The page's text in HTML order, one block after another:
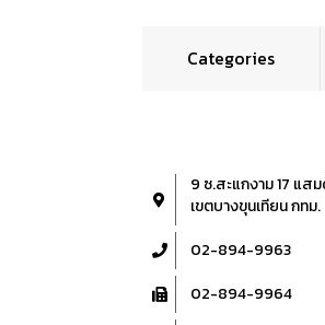
Categories
9 ซ.สะแกงาม 17 แส
เขตบางขุนเทียน กทม.
02-894-9963
02-894-9964